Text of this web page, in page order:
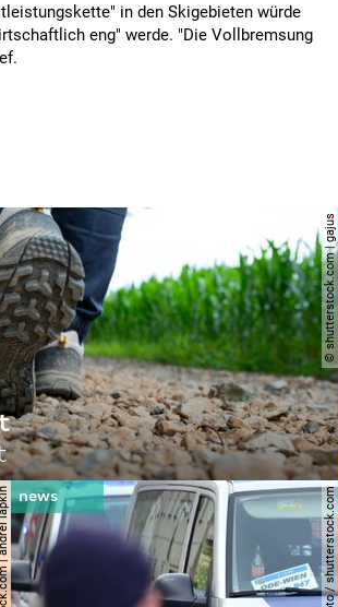
in den Skigebieten würde
eng" werde. "Die Vollbremsung
© shutterstock.com | gajus